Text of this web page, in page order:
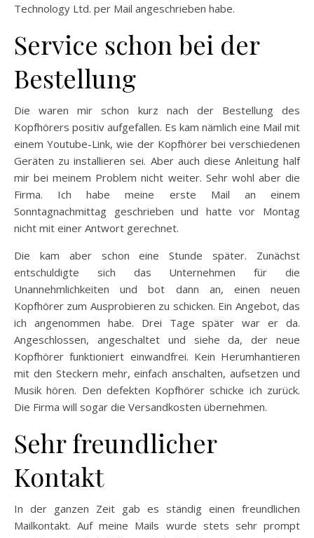
Technology Ltd. per Mail angeschrieben habe.
Service schon bei der
Bestellung
Die waren mir schon kurz nach der Bestellung des
Kopfhörers positiv aufgefallen. Es kam nämlich eine Mail mit
einem Youtube-Link, wie der Kopfhörer bei verschiedenen
Geräten zu installieren sei. Aber auch diese Anleitung half
mir bei meinem Problem nicht weiter. Sehr wohl aber die
Firma. Ich habe meine erste Mail an einem
Sonntagnachmittag geschrieben und hatte vor Montag
nicht mit einer Antwort gerechnet.
Die kam aber schon eine Stunde später. Zunächst
entschuldigte sich das Unternehmen für die
Unannehmlichkeiten und bot dann an, einen neuen
Kopfhörer zum Ausprobieren zu schicken. Ein Angebot, das
ich angenommen habe. Drei Tage später war er da.
Angeschlossen, angeschaltet und siehe da, der neue
Kopfhörer funktioniert einwandfrei. Kein Herumhantieren
mit den Steckern mehr, einfach anschalten, aufsetzen und
Musik hören. Den defekten Kopfhörer schicke ich zurück.
Die Firma will sogar die Versandkosten übernehmen.
Sehr freundlicher
Kontakt
In der ganzen Zeit gab es ständig einen freundlichen
Mailkontakt. Auf meine Mails wurde stets sehr prompt